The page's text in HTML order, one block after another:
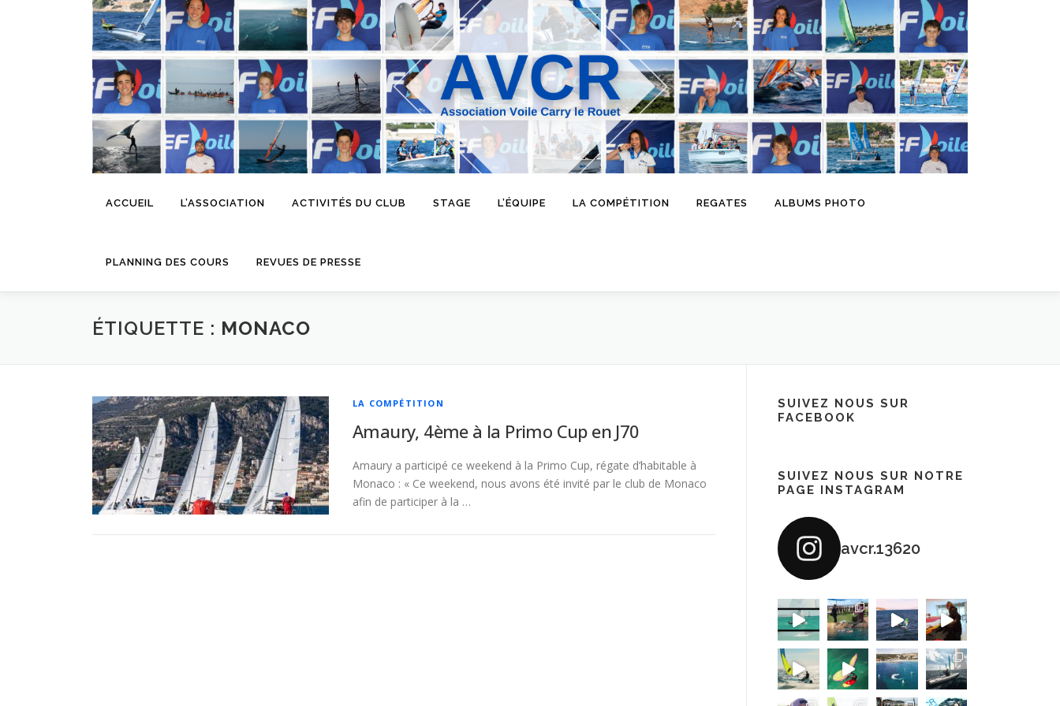
ACCUEIL L’ASSOCIATION ACTIVITÉS DU CLUB STAGE L’ÉQUIPE LA COMPÉTITION REGATES ALBUMS PHOTO
PLANNING DES COURS REVUES DE PRESSE
ÉTIQUETTE : MONACO
LA COMPÉTITION
Amaury, 4ème à la Primo Cup en J70
Amaury a participé ce weekend à la Primo Cup, régate d’habitable à
Monaco : « Ce weekend, nous avons été invité par le club de Monaco
afin de participer à la …
SUIVEZ NOUS SUR
FACEBOOK
SUIVEZ NOUS SUR NOTRE
PAGE INSTAGRAM
avcr.13620